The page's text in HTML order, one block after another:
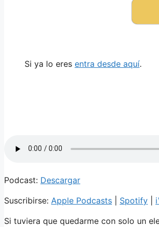
Si ya lo eres entra desde aquí.
Podcast: Descargar
Suscribirse: Apple Podcasts Spotify
Si tuviera que quedarme con solo un